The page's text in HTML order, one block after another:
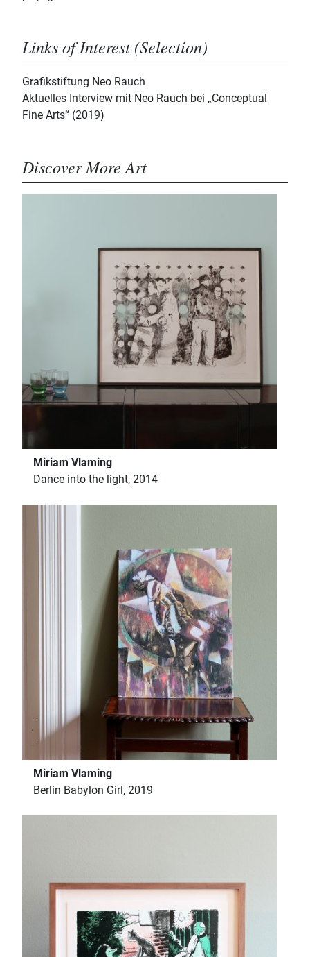
Links of Interest (Selection)
Grafikstiftung Neo Rauch
Aktuelles Interview mit Neo Rauch bei „Conceptual
Fine Arts“ (2019)
Discover More Art
Miriam Vlaming
Dance into the light, 2014
Miriam Vlaming
Berlin Babylon Girl, 2019